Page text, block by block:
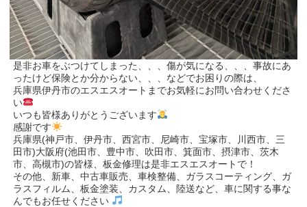
是非お車をぶつけてしまった、、、傷が気になる、、、事故にあ
ったけど保険とか分からない、、、などでお困りの際は、
兵庫県伊丹市のエスエスオートまでお気軽にお問い合わせくださ
い
いつも皆様ありがとうございます
感謝です
兵庫県(神戸市、伊丹市、西宮市、尼崎市、宝塚市、川西市、三
田市)大阪府(池田市、豊中市、吹田市、箕面市、摂津市、茨木
市、高槻市)の皆様、板金修理は是非エスエスオートで！
その他、新車、中古車販売、車検整備、ガラスコーティング、ガ
ラスフィルム、板金塗装、カスタム、陸送など、車に関する事な
んでもお任せください